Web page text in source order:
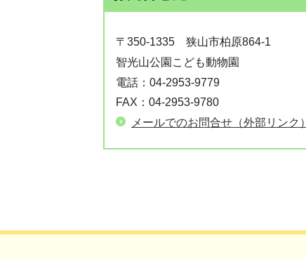
〒350-1335 狭山市柏原864-1
智光山公園こども動物園
電話： 04-2953-9779
FAX： 04-2953-9780
メールでのお問合せ（外部リンク）